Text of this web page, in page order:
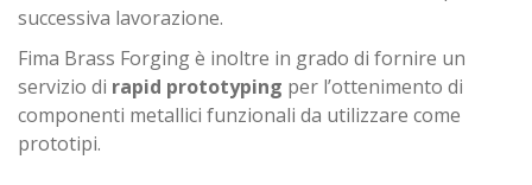
successiva lavorazione.
Fima Brass Forging è inoltre in grado di fornire un
servizio di rapid prototyping per l’ottenimento di
componenti metallici funzionali da utilizzare come
prototipi.